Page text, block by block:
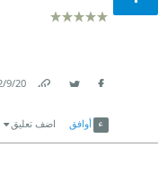
20‏/9‏/2022
أوافق اضف تعليق